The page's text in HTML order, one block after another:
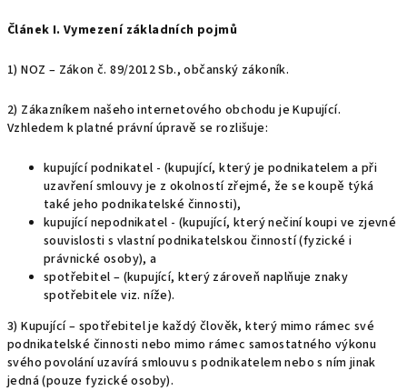
Článek I. Vymezení základních pojmů
1) NOZ – Zákon č. 89/2012 Sb., občanský zákoník.
2) Zákazníkem našeho internetového obchodu je Kupující.
Vzhledem k platné právní úpravě se rozlišuje:
kupující podnikatel - (kupující, který je podnikatelem a při
uzavření smlouvy je z okolností zřejmé, že se koupě týká
také jeho podnikatelské činnosti),
kupující nepodnikatel - (kupující, který nečiní koupi ve zjevné
souvislosti s vlastní podnikatelskou činností (fyzické i
právnické osoby), a
spotřebitel – (kupující, který zároveň naplňuje znaky
spotřebitele viz. níže).
3) Kupující – spotřebitel je každý člověk, který mimo rámec své
podnikatelské činnosti nebo mimo rámec samostatného výkonu
svého povolání uzavírá smlouvu s podnikatelem nebo s ním jinak
jedná (pouze fyzické osoby).